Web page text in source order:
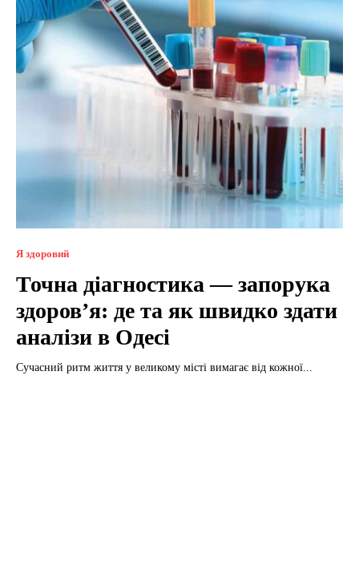
Я здоровий
Точна діагностика — запорука
здоров’я: де та як швидко здати
аналізи в Одесі
Сучасний ритм життя у великому місті вимагає від кожної...